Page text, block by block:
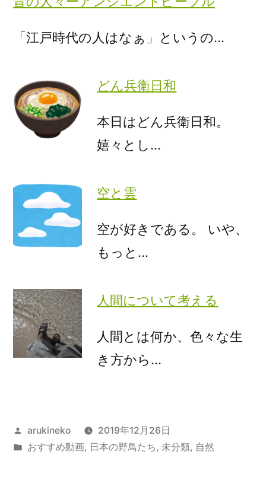
「江戸時代の人はなぁ」というの…
どん兵衛日和
本日はどん兵衛日和。
嬉々とし…
空と雲
空が好きである。 いや、
もっと…
人間について考える
人間とは何か、色々な生
き方から…
投
稿
arukineko
2019年12月26日
カ
おすすめ動画, 日本の野鳥たち, 未分類, 自然